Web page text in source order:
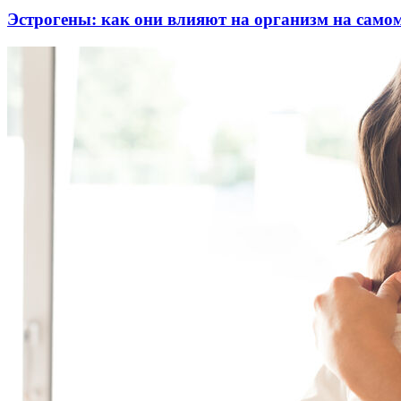
Эстрогены: как они влияют на организм на